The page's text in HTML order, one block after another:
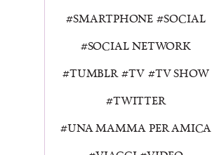
SMARTPHONE
SOCIAL
SOCIAL NETWORK
TUMBLR
TV
TV SHOW
TWITTER
UNA MAMMA PER AMICA